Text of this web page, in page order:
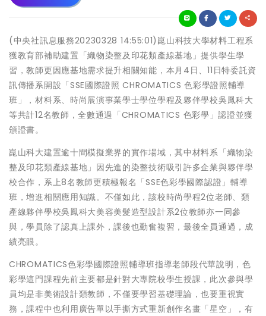
(中央社訊息服務20230328 14:55:01)崑山科技大學材料工程系
獲教育部補助建置「織物染整及印花類產線基地」提供學生學
習，教師更因應基地需求提升相關知能，本月4日、11日特委託資
訊傳播系開設「SSE國際證照 CHROMATICS 色彩學證照輔導
班」，材料系、時尚展演事業學士學位學程及夥伴學校吳鳳科大
等共計12名教師，全數通過「CHROMATICS 色彩學」認證並獲
頒證書。
崑山科大建置逾十間模擬業界的實作場域，其中材料系「織物染
整及印花類產線基地」因先進的染整技術吸引許多企業與夥伴學
校合作，系上8名教師更積極報名「SSE色彩學國際認證」輔導
班，增進相關應用知識。不僅如此，該校時尚學程2位老師、類
產線夥伴學校吳鳳科大美容美髮造型設計系2位教師亦一同參
與，學員除了認真上課外，課後也勤奮複習，最後全員通過，成
績亮眼。
CHROMATICS色彩學國際證照輔導班指導老師段代華說明，色
彩學這門課程先前主要都是針對大專院校學生授課，此次參與學
員均是非美術設計類教師，不僅要學習基礎理論，也要重視實
務，課程中也利用廣告單以手撕方式重新創作名畫「星空」，有